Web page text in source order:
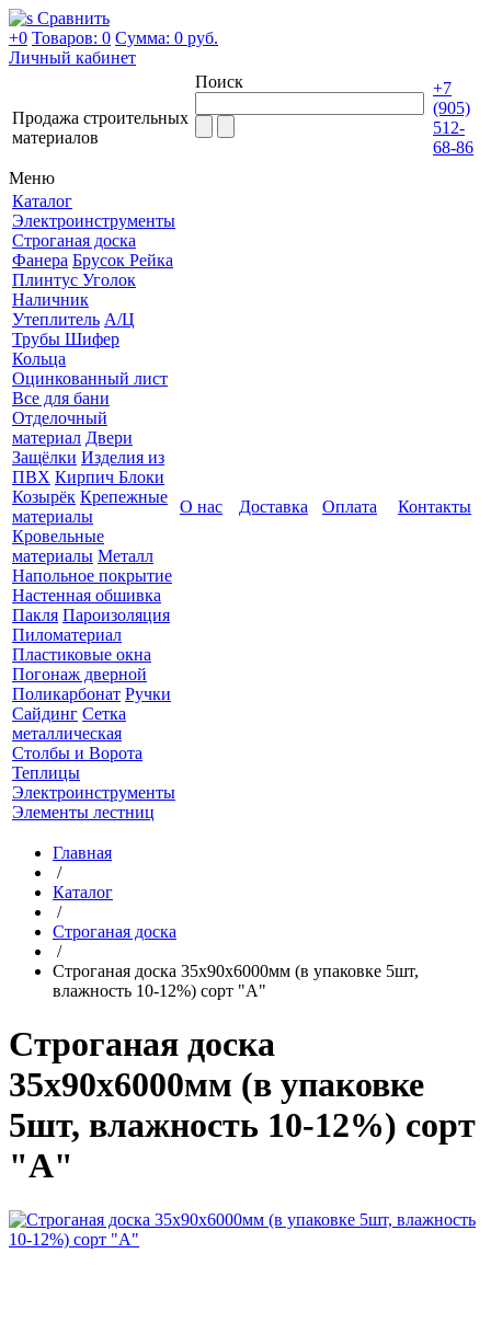
Сравнить
+0 Товаров: 0 Сумма: 0 руб.
Личный кабинет
Продажа строительных
материалов
Поиск
+7
(905)
512-
68-86
Меню
Каталог
Электроинструменты
Строганая доска
Фанера Брусок Рейка
Плинтус Уголок
Наличник
Утеплитель А/Ц
Трубы Шифер
Кольца
Оцинкованный лист
Все для бани
Отделочный
материал Двери
Защёлки Изделия из
ПВХ Кирпич Блоки
Козырёк Крепежные
материалы
Кровельные
материалы Металл
Напольное покрытие
Настенная обшивка
Пакля Пароизоляция
Пиломатериал
Пластиковые окна
Погонаж дверной
Поликарбонат Ручки
Сайдинг Сетка
металлическая
Столбы и Ворота
Теплицы
Электроинструменты
Элементы лестниц
О нас Доставка Оплата Контакты
Главная
/
Каталог
/
Строганая доска
/
Строганая доска 35x90x6000мм (в упаковке 5шт,
влажность 10-12%) сорт "А"
Строганая доска
35x90x6000мм (в упаковке
5шт, влажность 10-12%) сорт
"А"